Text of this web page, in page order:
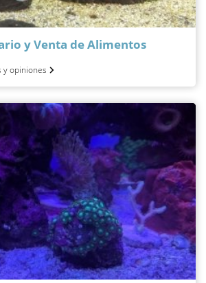
y Venta de Alimentos
y opiniones